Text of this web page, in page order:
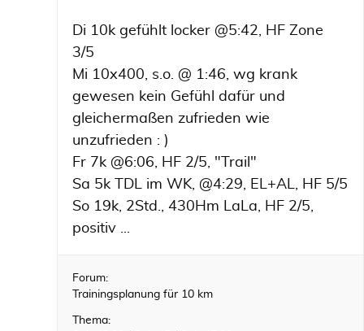
Di 10k gefühlt locker @5:42, HF Zone
3/5
Mi 10x400, s.o. @ 1:46, wg krank
gewesen kein Gefühl dafür und
gleichermaßen zufrieden wie
unzufrieden : )
Fr 7k @6:06, HF 2/5, "Trail"
Sa 5k TDL im WK, @4:29, EL+AL, HF 5/5
So 19k, 2Std., 430Hm LaLa, HF 2/5,
positiv ...
Forum:
Trainingsplanung für 10 km
Thema: